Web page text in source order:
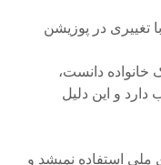
تغییری در پوزیشن
دانست،
و این دلیل
استفاده نمیشد و